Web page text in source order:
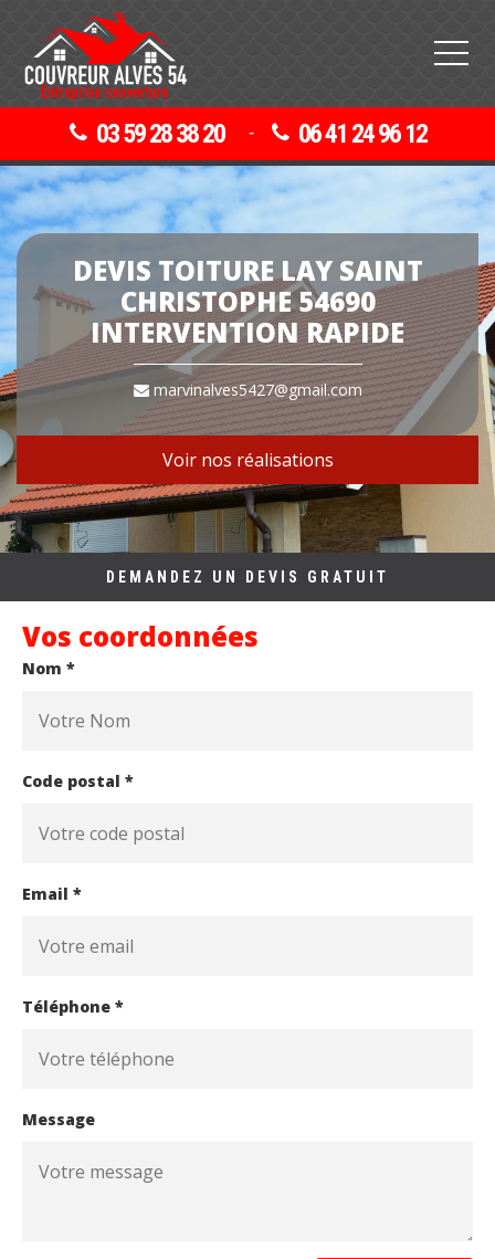
03 59 28 38 20 - 06 41 24 96 12
DEVIS TOITURE LAY SAINT
CHRISTOPHE 54690
INTERVENTION RAPIDE
marvinalves5427@gmail.com
Voir nos réalisations
DEMANDEZ UN DEVIS GRATUIT
Vos coordonnées
Nom *
Code postal *
Email *
Téléphone *
Message